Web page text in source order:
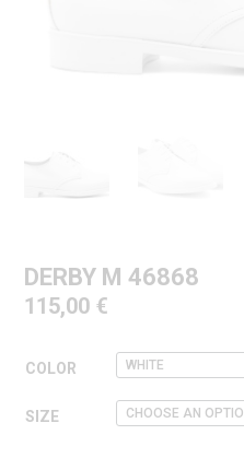
DERBY M 46868
115,00 €
COLOR
SIZE